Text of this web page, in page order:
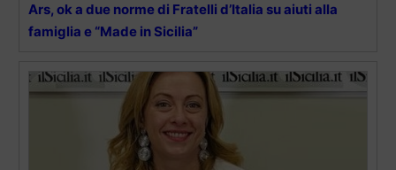
Ars, ok a due norme di Fratelli d’Italia su aiuti alla
famiglia e “Made in Sicilia”